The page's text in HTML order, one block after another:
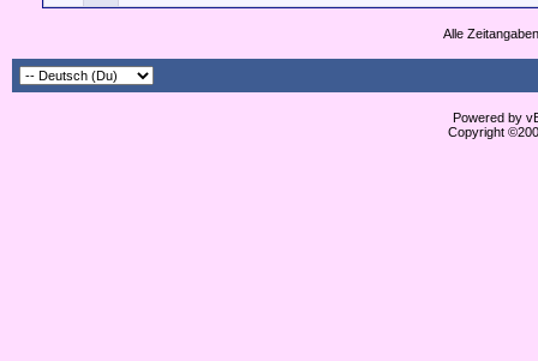
Alle
Powered by
Copyright